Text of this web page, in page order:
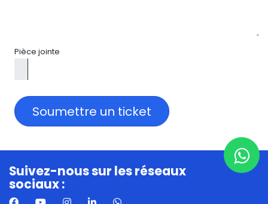
Pièce jointe
Soumettre un ticket
Suivez-nous sur les réseaux
sociaux :